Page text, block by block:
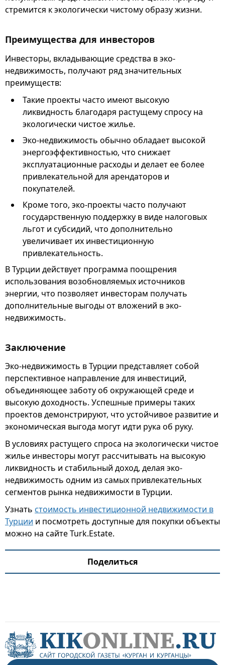
стремится к экологически чистому образу жизни.
Преимущества для инвесторов
Инвесторы, вкладывающие средства в эко-
недвижимость, получают ряд значительных
преимуществ:
Такие проекты часто имеют высокую
ликвидность благодаря растущему спросу на
экологически чистое жилье.
Эко-недвижимость обычно обладает высокой
энергоэффективностью, что снижает
эксплуатационные расходы и делает ее более
привлекательной для арендаторов и
покупателей.
Кроме того, эко-проекты часто получают
государственную поддержку в виде налоговых
льгот и субсидий, что дополнительно
увеличивает их инвестиционную
привлекательность.
В Турции действует программа поощрения
использования возобновляемых источников
энергии, что позволяет инвесторам получать
дополнительные выгоды от вложений в эко-
недвижимость.
Заключение
Эко-недвижимость в Турции представляет собой
перспективное направление для инвестиций,
объединяющее заботу об окружающей среде и
высокую доходность. Успешные примеры таких
проектов демонстрируют, что устойчивое развитие и
экономическая выгода могут идти рука об руку.
В условиях растущего спроса на экологически чистое
жилье инвесторы могут рассчитывать на высокую
ликвидность и стабильный доход, делая эко-
недвижимость одним из самых привлекательных
сегментов рынка недвижимости в Турции.
Узнать стоимость инвестиционной недвижимости в
Турции и посмотреть доступные для покупки объекты
можно на сайте Turk.Estate.
Поделиться